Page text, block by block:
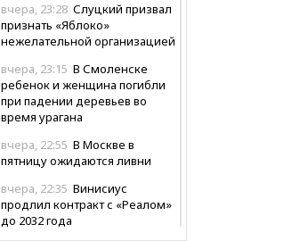
вчера, 23:28 Слуцкий призвал
признать «Яблоко»
нежелательной организацией
вчера, 23:15 В Смоленске
ребенок и женщина погибли
при падении деревьев во
время урагана
вчера, 22:55 В Москве в
пятницу ожидаются ливни
вчера, 22:35 Винисиус
продлил контракт с «Реалом»
до 2032 года